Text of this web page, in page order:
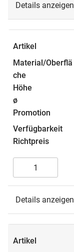
Details anzeigen
Details anzeigen